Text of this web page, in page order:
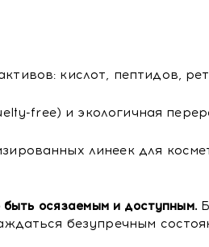
кислот, пептидов,
free) и экологичная
линеек для
осязаемым и доступным.
безупречным